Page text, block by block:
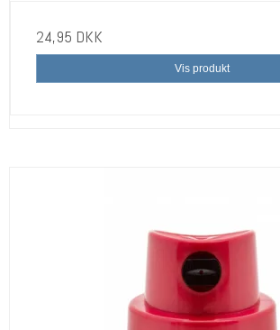
24,95 DKK
Vis produkt